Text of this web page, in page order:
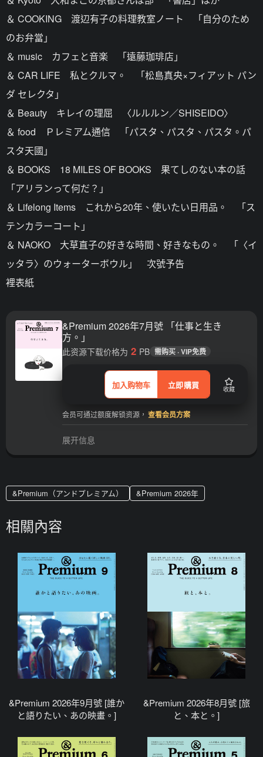
＆ COOKING 渡辺有子の料理教室ノート 「自分のため
のお弁當」
＆ music カフェと音楽 「遠藤珈琲店」
＆ CAR LIFE 私とクルマ。 「松島真央×フィアット パン
ダ セレクタ」
＆ Beauty キレイの理屈 〈ルルルン／SHISEIDO〉
＆ food Ｐレミアム通信 「パスタ、パスタ、パスタ。パ
スタ天國」
＆ BOOKS 18 MILES OF BOOKS 果てしのない本の話
「アリランって何だ？」
＆ Lifelong Items これから20年、使いたい日用品。 「ス
テンカラーコート」
＆ NAOKO 大草直子の好きな時間、好きなもの。 「〈イ
ッタラ〉のウォーターボウル」 次號予告
裡表紙
&Premium 2026年7月號 「仕事と生き
方。」
加入购物车 立即購買 收藏
此资源下载价格为 2 PB 需购买 · VIP免费
会员可通过额度解锁资源， 查看会员方案
展开信息
&Premium（アンドプレミアム） &Premium 2026年
相關內容
&Premium 2026年9月號 [誰か
と語りたい、あの映畫。]
&Premium 2026年8月號 [旅
と、本と。]